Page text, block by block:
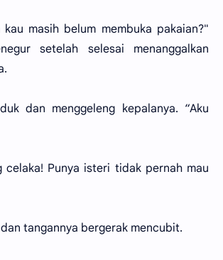
kau masih belum membuka pakaian?"
setelah selesai menanggalkan
dan menggeleng kepalanya. “Aku
celaka! Punya isteri tidak pernah mau
tangannya bergerak mencubit.